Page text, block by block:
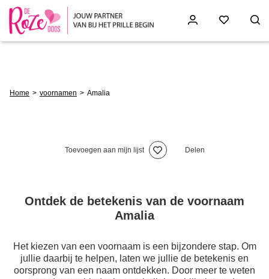
Home voornamen Amalia
Toevoegen aan mijn lijst Delen
Ontdek de betekenis van de voornaam
Amalia
Het kiezen van een voornaam is een bijzondere stap. Om
jullie daarbij te helpen, laten we jullie de betekenis en
oorsprong van een naam ontdekken. Door meer te weten